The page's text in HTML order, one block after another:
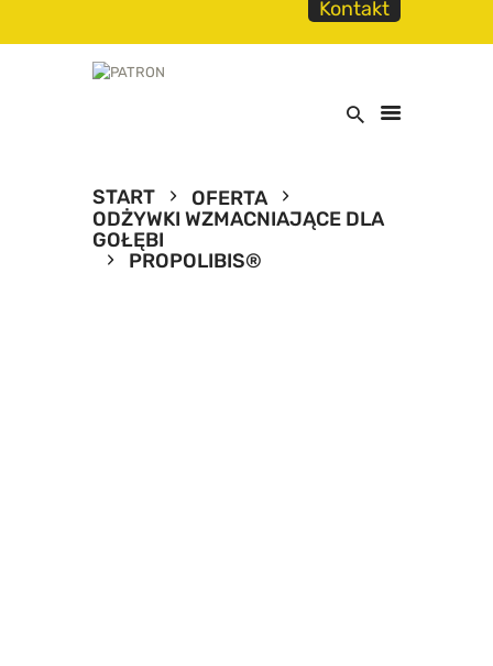
Kontakt
START
OFERTA
ODŻYWKI WZMACNIAJĄCE DLA
GOŁĘBI
PROPOLIBIS®
START
O NAS